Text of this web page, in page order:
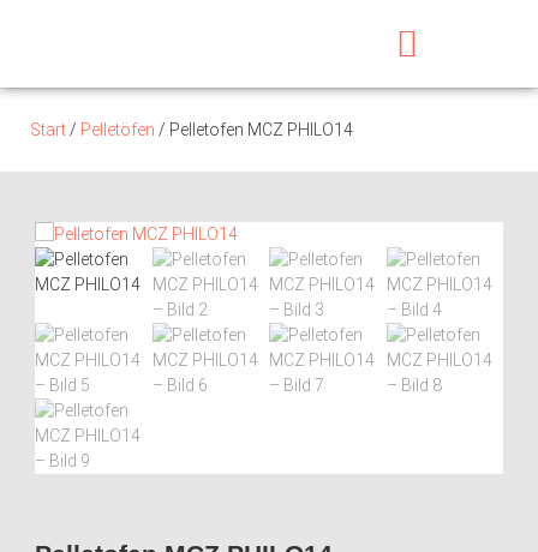
Start / Pelletöfen / Pelletofen MCZ PHILO14